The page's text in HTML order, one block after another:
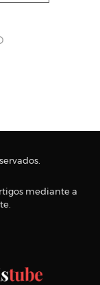
mediante a